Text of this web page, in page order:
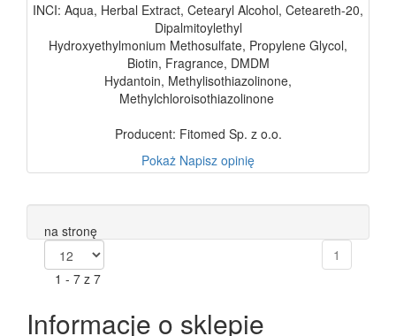
INCI: Aqua, Herbal Extract, Cetearyl Alcohol, Ceteareth-20,
Dipalmitoylethyl
Hydroxyethylmonium Methosulfate, Propylene Glycol,
Biotin, Fragrance, DMDM
Hydantoin, Methylisothiazolinone,
Methylchloroisothiazolinone
Producent: Fitomed Sp. z o.o.
Pokaż Napisz opinię
na stronę
1 - 7 z 7
1
Informacje o sklepie